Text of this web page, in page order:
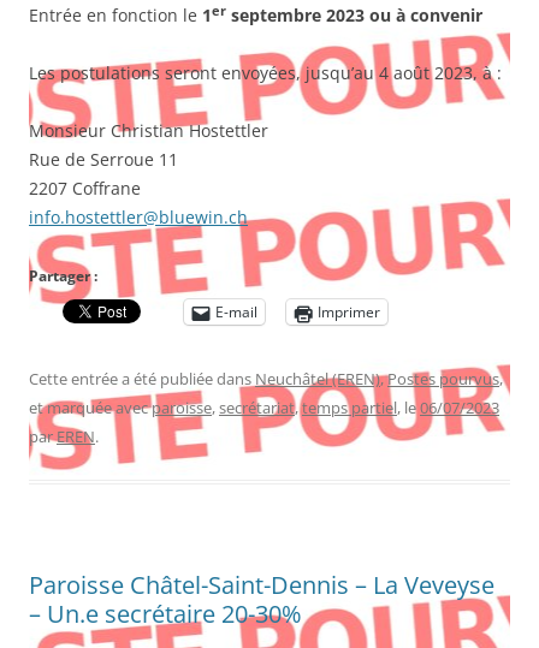
Entrée en fonction le 1er septembre 2023 ou à convenir
Les postulations seront envoyées, jusqu’au 4 août 2023, à :
Monsieur Christian Hostettler
Rue de Serroue 11
2207 Coffrane
info.hostettler@bluewin.ch
Partager :
E-mail
Imprimer
Cette entrée a été publiée dans Neuchâtel (EREN),Postes pourvus,
et marquée avecparoisse,secrétariat,temps partiel, le06/07/2023
parEREN.
Paroisse Châtel-Saint-Dennis – La Veveyse
– Un.e secrétaire 20-30%